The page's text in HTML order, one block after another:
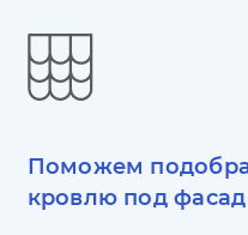
Поможем
кровлю под фасад